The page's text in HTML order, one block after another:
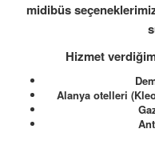
midibüs
Hizmet
Alanya otelleri